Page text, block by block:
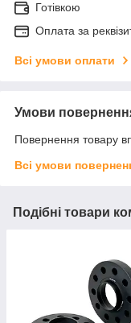
Готівкою
Оплата за
Всі умови оплати
Умови
Повернення товару
Всі умови
Подібні товари